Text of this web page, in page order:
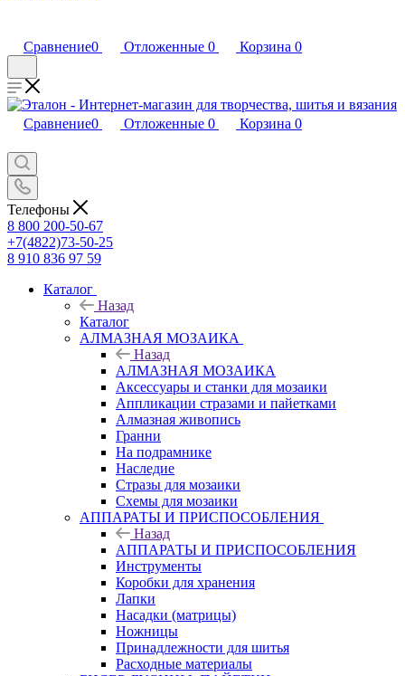
Сравнение0 Отложенные 0 Корзина 0
Сравнение0 Отложенные 0 Корзина 0
Телефоны
8 800 200-50-67
+7(4822)73-50-25
8 910 836 97 59
Каталог
Назад
Каталог
АЛМАЗНАЯ МОЗАИКА
Назад
АЛМАЗНАЯ МОЗАИКА
Аксессуары и станки для мозаики
Аппликации стразами и пайетками
Алмазная живопись
Гранни
На подрамнике
Наследие
Стразы для мозаики
Схемы для мозаики
АППАРАТЫ И ПРИСПОСОБЛЕНИЯ
Назад
АППАРАТЫ И ПРИСПОСОБЛЕНИЯ
Инструменты
Коробки для хранения
Лапки
Насадки (матрицы)
Ножницы
Принадлежности для шитья
Расходные материалы